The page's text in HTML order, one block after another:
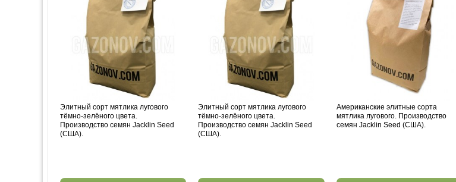
Элитный сорт мятлика лугового
тёмно-зелёного цвета.
Производство семян Jacklin Seed
(США).
Элитный сорт мятлика лугового
тёмно-зелёного цвета.
Производство семян Jacklin Seed
(США).
Американские элитные сорта
мятлика лугового. Производство
семян Jacklin Seed (США).